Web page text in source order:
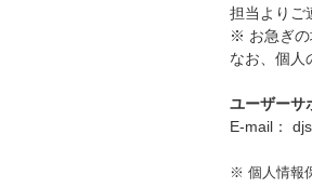
担当よりご
※ お急ぎの
なお、個人
ユーザーサ
E-mail：
※ 個人情報